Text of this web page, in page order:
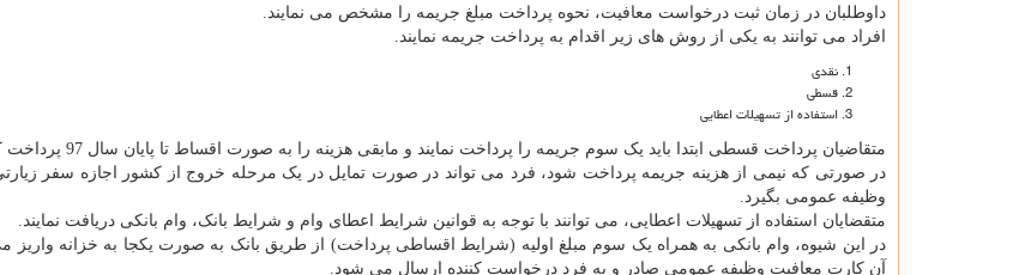
داوطلبان در زمان ثبت درخواست معافیت، نحوه پرداخت مبلغ جریمه را مشخص می نمایند.
افراد می توانند به یکی از روش های زیر اقدام به پرداخت جریمه نمایند.
نقدی
قسطی
استفاده از تسهیلات اعطایی
متقاضیان پرداخت قسطی ابتدا باید یک سوم جریمه را پرداخت نمایند و مابقی هزینه را به صورت اقساط تا پایان سال 97 پرداخت کنند.
در صورتی که نیمی از هزینه جریمه پرداخت شود، فرد می تواند در صورت تمایل در یک مرحله خروج از کشور اجازه سفر
وظیفه عمومی بگیرد.
متقضایان استفاده از تسهیلات اعطایی، می توانند با توجه به قوانین شرایط اعطای وام و شرایط بانک، وام بانکی دریافت نمایند.
در این شیوه، وام بانکی به همراه یک سوم مبلغ اولیه (شرایط اقساطی پرداخت) از طریق بانک به صورت یکجا به خزانه واریز
آن کارت معافیت وظیفه عمومی صادر و به فرد درخواست کننده ارسال می شود.